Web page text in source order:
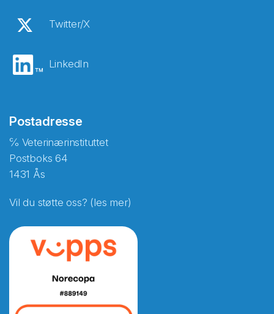
Twitter/X
LinkedIn
Postadresse
℅ Veterinærinstituttet
Postboks 64
1431 Ås
Vil du støtte oss? (les mer)